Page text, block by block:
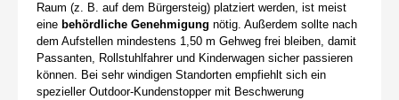
Raum (z. B. auf dem Bürgersteig) platziert werden, ist meist
eine behördliche Genehmigung nötig. Außerdem sollte nach
dem Aufstellen mindestens 1,50 m Gehweg frei bleiben, damit
Passanten, Rollstuhlfahrer und Kinderwagen sicher passieren
können. Bei sehr windigen Standorten empfiehlt sich ein
spezieller Outdoor-Kundenstopper mit Beschwerung